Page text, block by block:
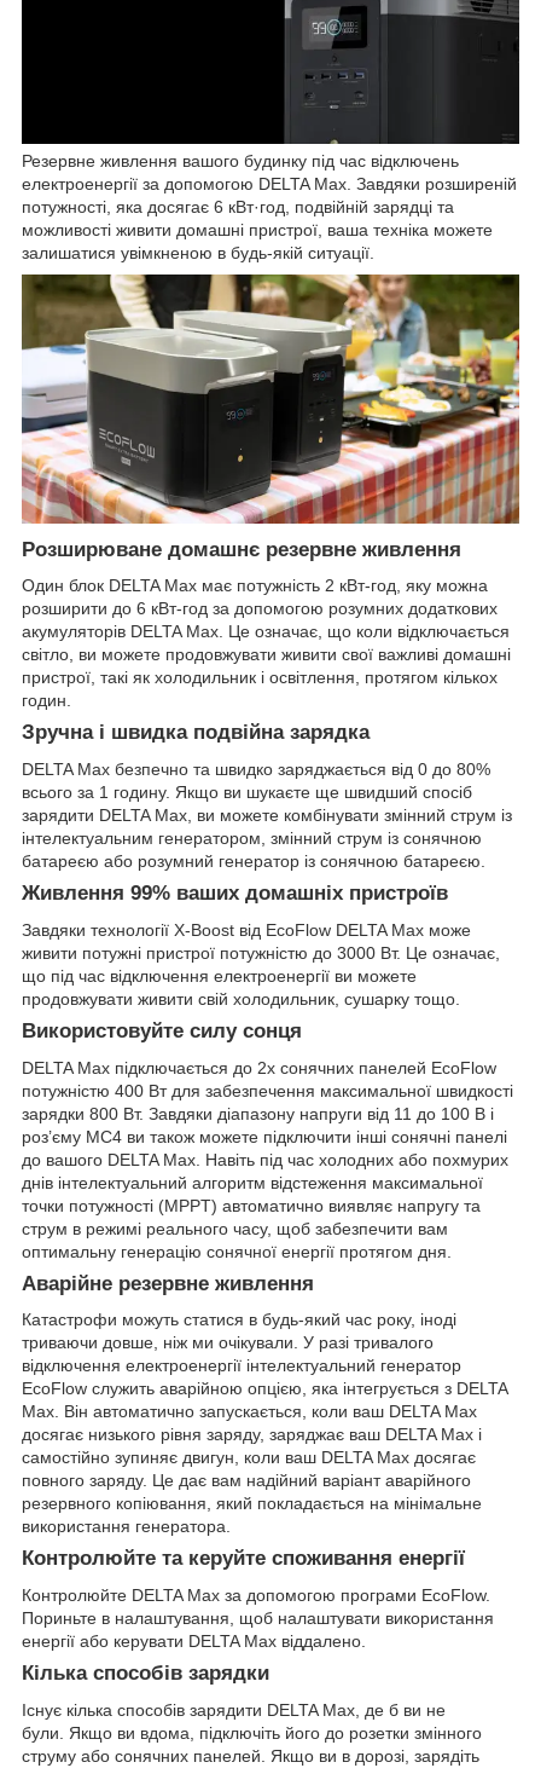
Резервне живлення вашого будинку під час відключень
електроенергії за допомогою DELTA Max. Завдяки розширеній
потужності, яка досягає 6 кВт·год, подвійній зарядці та
можливості живити домашні пристрої, ваша техніка можете
залишатися увімкненою в будь-якій ситуації.
Розширюване домашнє резервне живлення
Один блок DELTA Max має потужність 2 кВт-год, яку можна
розширити до 6 кВт-год за допомогою розумних додаткових
акумуляторів DELTA Max. Це означає, що коли відключається
світло, ви можете продовжувати живити свої важливі домашні
пристрої, такі як холодильник і освітлення, протягом кількох
годин.
Зручна і швидка подвійна зарядка
DELTA Max безпечно та швидко заряджається від 0 до 80%
всього за 1 годину. Якщо ви шукаєте ще швидший спосіб
зарядити DELTA Max, ви можете комбінувати змінний струм із
інтелектуальним генератором, змінний струм із сонячною
батареєю або розумний генератор із сонячною батареєю.
Живлення 99% ваших домашніх пристроїв
Завдяки технології X-Boost від EcoFlow DELTA Max може
живити потужні пристрої потужністю до 3000 Вт. Це означає,
що під час відключення електроенергії ви можете
продовжувати живити свій холодильник, сушарку тощо.
Використовуйте силу сонця
DELTA Max підключається до 2х сонячних панелей EcoFlow
потужністю 400 Вт для забезпечення максимальної швидкості
зарядки 800 Вт. Завдяки діапазону напруги від 11 до 100 В і
роз’єму MC4 ви також можете підключити інші сонячні панелі
до вашого DELTA Max. Навіть під час холодних або похмурих
днів інтелектуальний алгоритм відстеження максимальної
точки потужності (MPPT) автоматично виявляє напругу та
струм в режимі реального часу, щоб забезпечити вам
оптимальну генерацію сонячної енергії протягом дня.
Аварійне резервне живлення
Катастрофи можуть статися в будь-який час року, іноді
триваючи довше, ніж ми очікували. У разі тривалого
відключення електроенергії інтелектуальний генератор
EcoFlow служить аварійною опцією, яка інтегрується з DELTA
Max. Він автоматично запускається, коли ваш DELTA Max
досягає низького рівня заряду, заряджає ваш DELTA Max і
самостійно зупиняє двигун, коли ваш DELTA Max досягає
повного заряду. Це дає вам надійний варіант аварійного
резервного копіювання, який покладається на мінімальне
використання генератора.
Контролюйте та керуйте споживання енергії
Контролюйте DELTA Max за допомогою програми EcoFlow.
Пориньте в налаштування, щоб налаштувати використання
енергії або керувати DELTA Max віддалено.
Кілька способів зарядки
Існує кілька способів зарядити DELTA Max, де б ви не
були. Якщо ви вдома, підключіть його до розетки змінного
струму або сонячних панелей. Якщо ви в дорозі, зарядіть